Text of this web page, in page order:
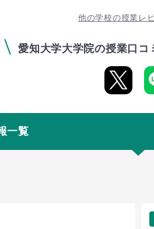
他の学校の授業レ
愛知大学大学院の授業口コ
一覧